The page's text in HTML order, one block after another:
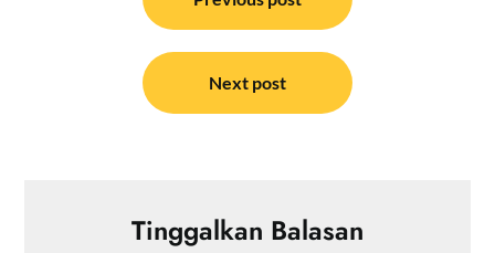
Next post
Tinggalkan Balasan